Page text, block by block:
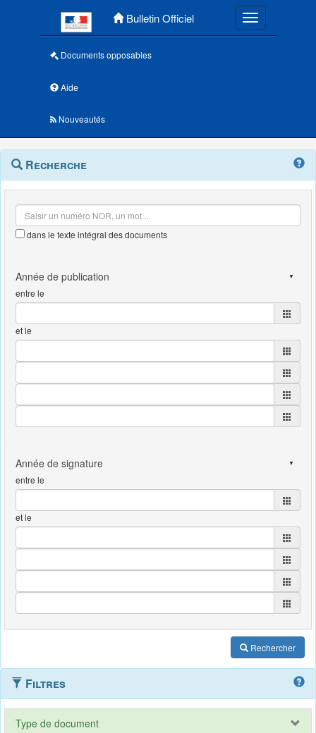
Bulletin Officiel Toggle
Documents opposables
Aide
Nouveautés
Navigation
outils
Menu
contextuel
Recherche
dans le texte intégral des documents
entre le
et le
entre le
et le
Rechercher
Filtres
Type de document